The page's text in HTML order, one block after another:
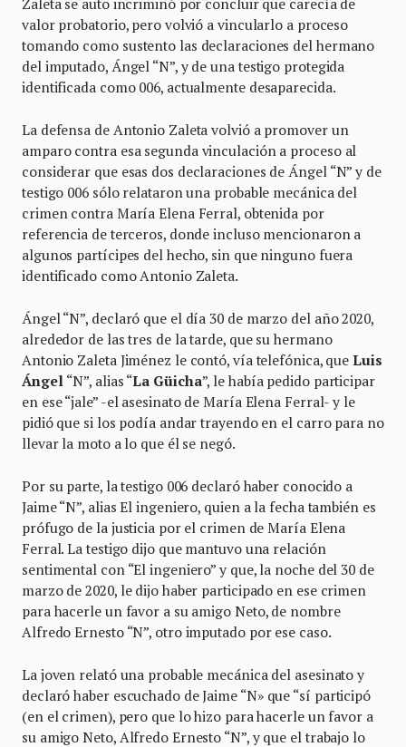
valor probatorio, pero volvió a vincularlo a proceso
tomando como sustento las declaraciones del hermano
del imputado, Ángel “N”, y de una testigo protegida
identificada como 006, actualmente desaparecida.
La defensa de Antonio Zaleta volvió a promover un
amparo contra esa segunda vinculación a proceso al
considerar que esas dos declaraciones de Ángel “N” y de
testigo 006 sólo relataron una probable mecánica del
crimen contra María Elena Ferral, obtenida por
referencia de terceros, donde incluso mencionaron a
algunos partícipes del hecho, sin que ninguno fuera
identificado como Antonio Zaleta.
Ángel “N”, declaró que el día 30 de marzo del año 2020,
alrededor de las tres de la tarde, que su hermano
Antonio Zaleta Jiménez le contó, vía telefónica, queLuis
Ángel “N”, alias “La Güicha”, le había pedido participar
en ese “jale” -el asesinato de María Elena Ferral- y le
pidió que si los podía andar trayendo en el carro para no
llevar la moto a lo que él se negó.
Por su parte, la testigo 006 declaró haber conocido a
Jaime “N”, alias El ingeniero, quien a la fecha también es
prófugo de la justicia por el crimen de María Elena
Ferral. La testigo dijo que mantuvo una relación
sentimental con “El ingeniero” y que, la noche del 30 de
marzo de 2020, le dijo haber participado en ese crimen
para hacerle un favor a su amigo Neto, de nombre
Alfredo Ernesto “N”, otro imputado por ese caso.
La joven relató una probable mecánica del asesinato y
declaró haber escuchado de Jaime “N» que “sí participó
(en el crimen), pero que lo hizo para hacerle un favor a
su amigo Neto, Alfredo Ernesto “N”, y que el trabajo lo